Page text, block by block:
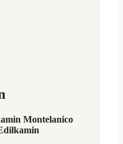
Montelanico